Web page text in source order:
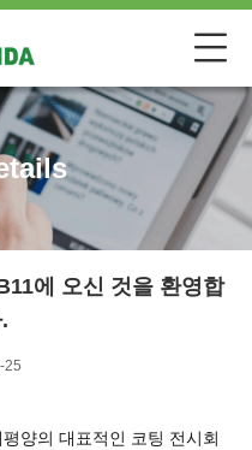
에 오신 것을 환영합
25
양의 대표적인 코팅 전시회